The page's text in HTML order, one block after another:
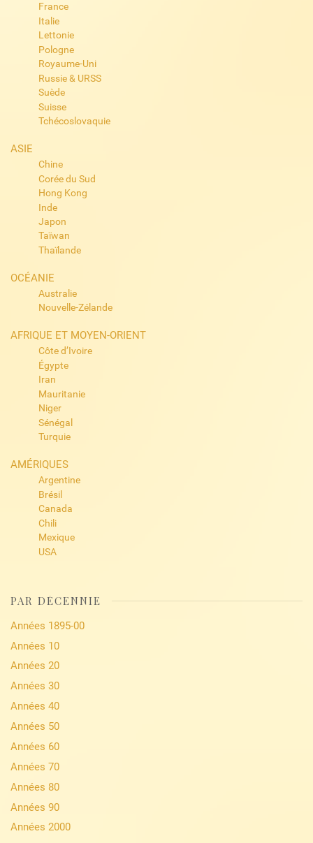
France
Italie
Lettonie
Pologne
Royaume-Uni
Russie & URSS
Suède
Suisse
Tchécoslovaquie
ASIE
Chine
Corée du Sud
Hong Kong
Inde
Japon
Taïwan
Thaïlande
OCÉANIE
Australie
Nouvelle-Zélande
AFRIQUE ET MOYEN-ORIENT
Côte d’Ivoire
Égypte
Iran
Mauritanie
Niger
Sénégal
Turquie
AMÉRIQUES
Argentine
Brésil
Canada
Chili
Mexique
USA
PAR DÉCENNIE
Années 1895-00
Années 10
Années 20
Années 30
Années 40
Années 50
Années 60
Années 70
Années 80
Années 90
Années 2000